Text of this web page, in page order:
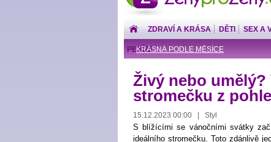
ZDRAVÍ A KRÁSA DĚTI SEX A
KRÁSNÁ PODLE MĚSÍCE
PENÍZE
Živý nebo
stromečku z
15.12.2023 00:00 | Styl
S blížícími se vánočními svátky
ideálního stromečku. Toto zdánlivě